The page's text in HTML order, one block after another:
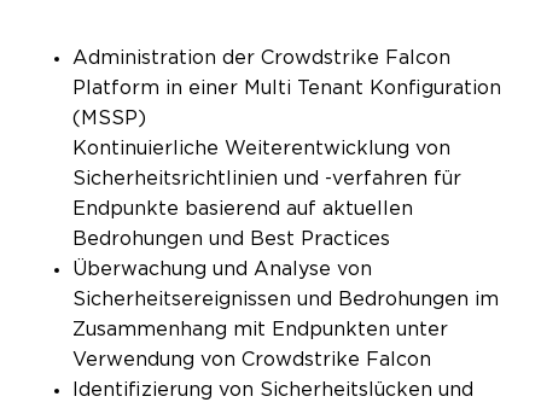
Administration der Crowdstrike Falcon
Platform in einer Multi Tenant Konfiguration
(MSSP)
Kontinuierliche Weiterentwicklung von
Sicherheitsrichtlinien und -verfahren für
Endpunkte basierend auf aktuellen
Bedrohungen und Best Practices
Überwachung und Analyse von
Sicherheitsereignissen und Bedrohungen im
Zusammenhang mit Endpunkten unter
Verwendung von Crowdstrike Falcon
Identifizierung von Sicherheitslücken und